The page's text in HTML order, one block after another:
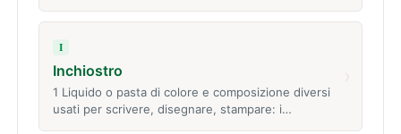
I
Inchiostro
1 Liquido o pasta di colore e composizione diversi
usati per scrivere, disegnare, stampare: i…